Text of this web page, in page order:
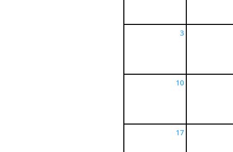
3
10
17